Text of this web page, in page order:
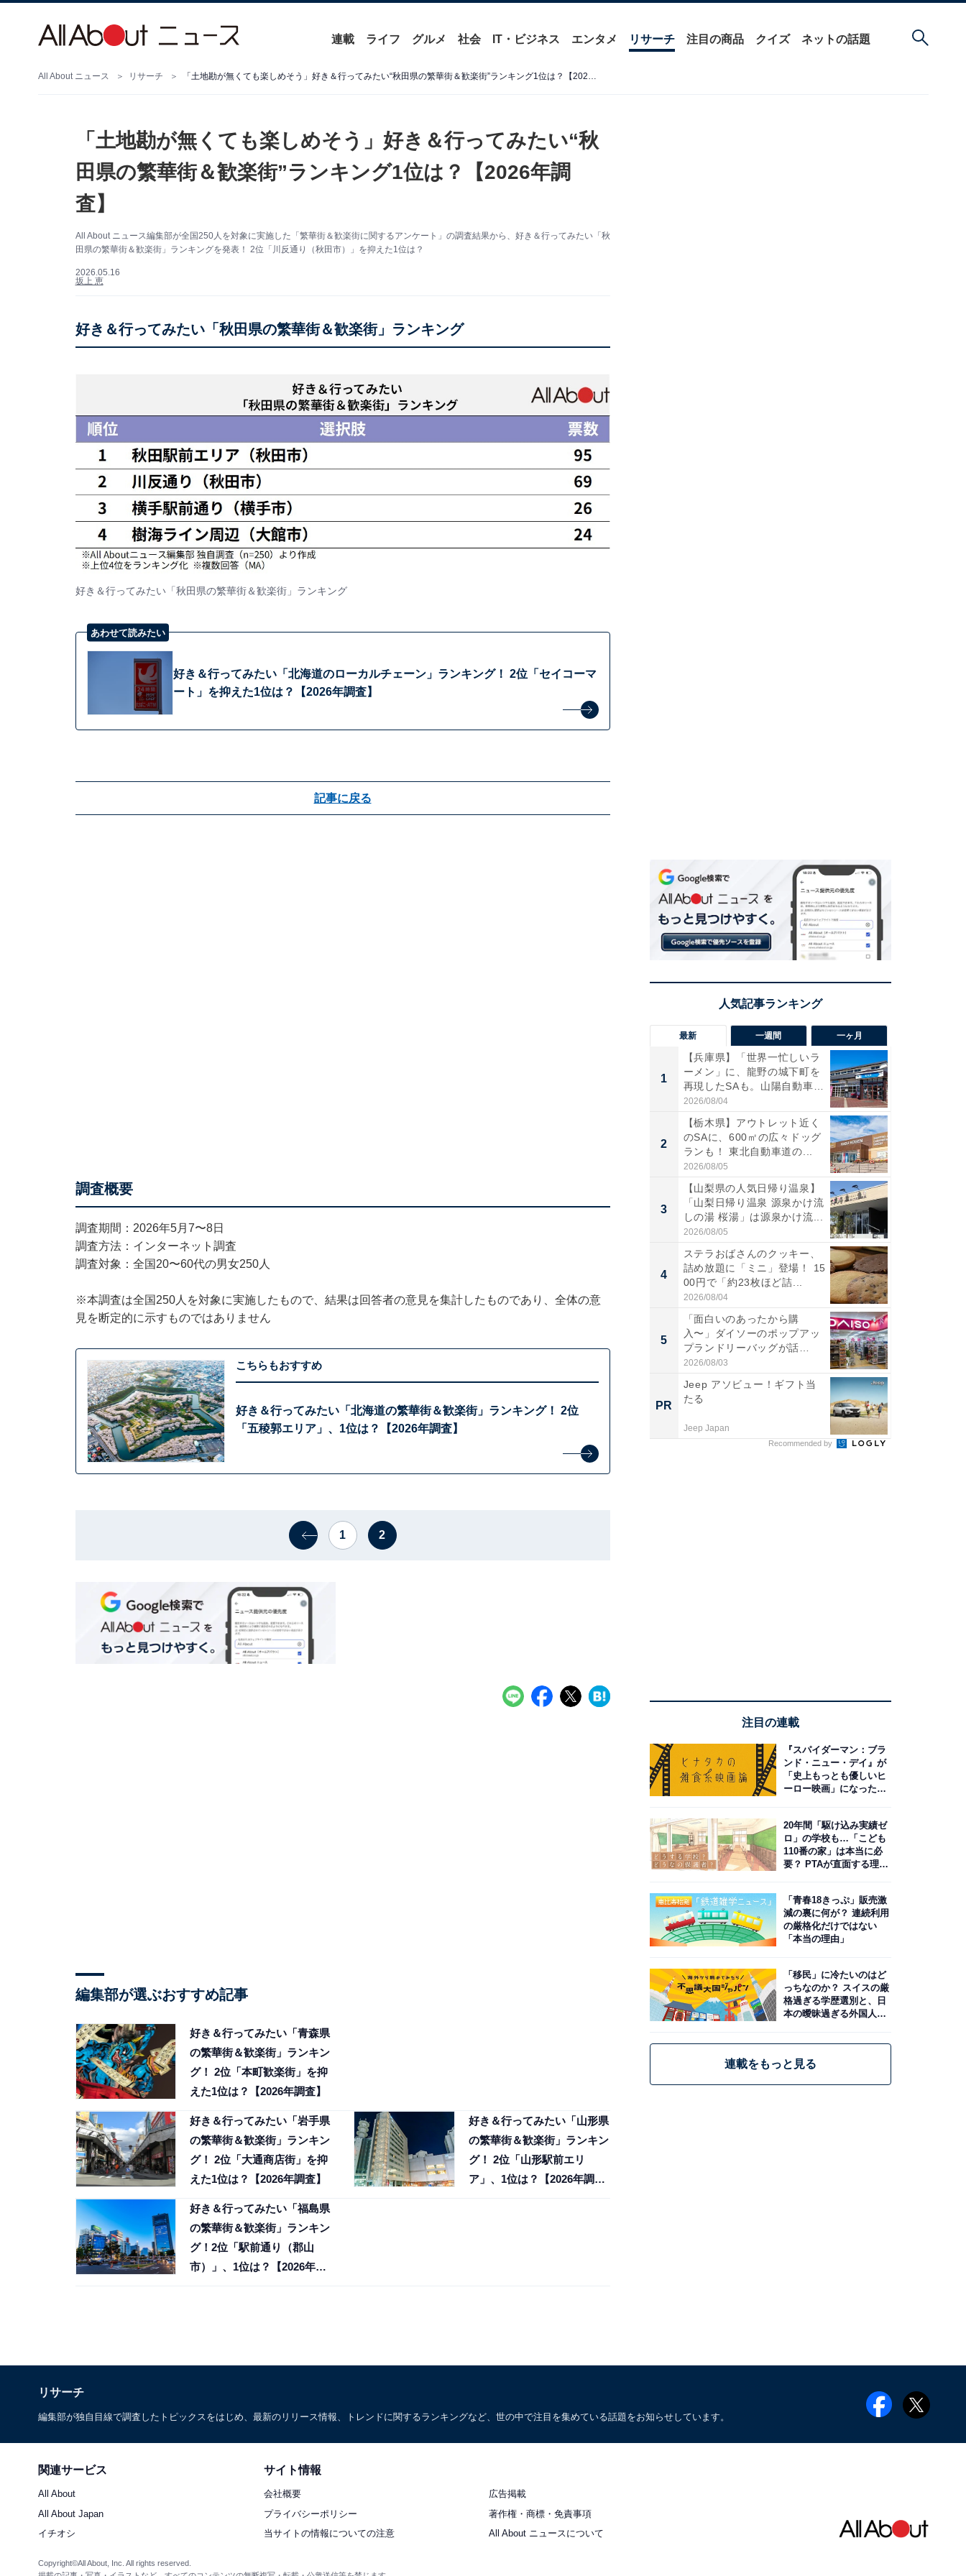
連載 ライフ グルメ 社会 IT・ビジネス エンタメ リサーチ 注目の商品 クイズ ネットの話題
All About ニュース リサーチ 「土地勘が無くても楽しめそう」好き＆行ってみたい“秋田県の繁華街＆歓楽街”ランキング1位は？【2026年調査】
「土地勘が無くても楽しめそう」好き＆行ってみたい“秋
田県の繁華街＆歓楽街”ランキング1位は？【2026年調
査】
All About ニュース編集部が全国250人を対象に実施した「繁華街＆歓楽街に関するアンケート」の調査結果から、好き＆行ってみたい「秋
田県の繁華街＆歓楽街」ランキングを発表！ 2位「川反通り（秋田市）」を抑えた1位は？
2026.05.16
坂上 恵
好き＆行ってみたい「秋田県の繁華街＆歓楽街」ランキング
好き＆行ってみたい「秋田県の繁華街＆歓楽街」ランキング
あわせて読みたい
好き＆行ってみたい「北海道のローカルチェーン」ランキング！ 2位「セイコーマ
ート」を抑えた1位は？【2026年調査】
記事に戻る
調査概要
調査期間：2026年5月7〜8日
調査方法：インターネット調査
調査対象：全国20〜60代の男女250人
※本調査は全国250人を対象に実施したもので、結果は回答者の意見を集計したものであり、全体の意
見を断定的に示すものではありません
こちらもおすすめ
好き＆行ってみたい「北海道の繁華街＆歓楽街」ランキング！ 2位
「五稜郭エリア」、1位は？【2026年調査】
1 2
編集部が選ぶおすすめ記事
好き＆行ってみたい「青森県
の繁華街＆歓楽街」ランキン
グ！ 2位「本町歓楽街」を抑
えた1位は？【2026年調査】
好き＆行ってみたい「岩手県
の繁華街＆歓楽街」ランキン
グ！ 2位「大通商店街」を抑
えた1位は？【2026年調査】
好き＆行ってみたい「山形県
の繁華街＆歓楽街」ランキン
グ！ 2位「山形駅前エリ
ア」、1位は？【2026年調
好き＆行ってみたい「福島県
の繁華街＆歓楽街」ランキン
グ！2位「駅前通り（郡山
市）」、1位は？【2026年調
最新 一週間 一ヶ月
1
【兵庫県】「世界一忙しいラ
ーメン」に、龍野の城下町を
再現したSAも。山陽自動車
道...
2026/08/04
2
【栃木県】アウトレット近く
のSAに、600㎡の広々ドッグ
ランも！ 東北自動車道の...
2026/08/05
3
【山梨県の人気日帰り温泉】
「山梨日帰り温泉 源泉かけ流
しの湯 桜湯」は源泉かけ流...
2026/08/05
4
ステラおばさんのクッキー、
詰め放題に「ミニ」登場！ 15
00円で「約23枚ほど詰...
2026/08/04
5
「面白いのあったから購
入〜」ダイソーのポップアッ
プランドリーバッグが話
題。“さま...
2026/08/03
PR
Jeep アソビュー！ギフト当
たる
Jeep Japan
Recommended by
注目の連載
『スパイダーマン：ブラ
ンド・ニュー・デイ』が
「史上もっとも優しいヒ
ーロー映画」になった理
20年間「駆け込み実績ゼ
ロ」の学校も…「こども
110番の家」は本当に必
要？ PTAが直面する理想
「青春18きっぷ」販売激
減の裏に何が？ 連続利用
の厳格化だけではない
「本当の理由」
「移民」に冷たいのはど
っちなのか？ スイスの厳
格過ぎる学歴選別と、日
本の曖昧過ぎる外国人政
連載をもっと見る
リサーチ
編集部が独自目線で調査したトピックスをはじめ、最新のリリース情報、トレンドに関するランキングなど、世の中で注目を集めている話題をお知らせしています。
関連サービス
All About
All About Japan
イチオシ
サイト情報
会社概要
広告掲載
プライバシーポリシー
著作権・商標・免責事項
当サイトの情報についての注意
All About ニュースについて
Copyright©All About, Inc. All rights reserved.